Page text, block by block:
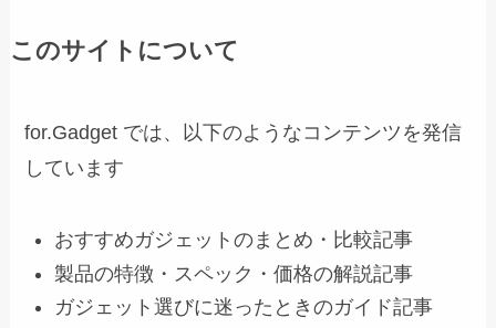
このサイトについて
for.Gadget では、以下のようなコンテンツを発信
しています
おすすめガジェットのまとめ・比較記事
製品の特徴・スペック・価格の解説記事
ガジェット選びに迷ったときのガイド記事